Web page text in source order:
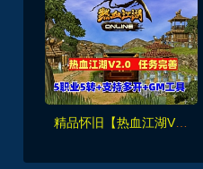
精品怀旧【热血江湖V2.0任务端】百宝阁无限元宝时装披风送+GM工具+支持多开+宝宝挂